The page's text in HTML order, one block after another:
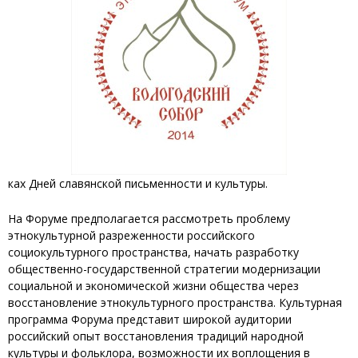
ках Дней славянской письменности и культуры.
На Форуме предполагается рассмотреть проблему
этнокультурной разреженности российского
социокультурного пространства, начать разработку
общественно-государственной стратегии модернизации
социальной и экономической жизни общества через
восстановление этнокультурного пространства. Культурная
программа Форума представит широкой аудитории
российский опыт восстановления традиций народной
культуры и фольклора, возможности их воплощения в